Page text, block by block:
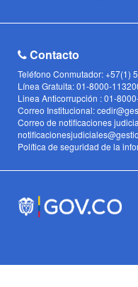
Contacto
Teléfono Conmutador: +57(1)
Línea Gratuita: 01-8000-
Linea Anticorrupción : 01-
Correo Institucional:
Correo de notificaciones
Política de seguridad de la